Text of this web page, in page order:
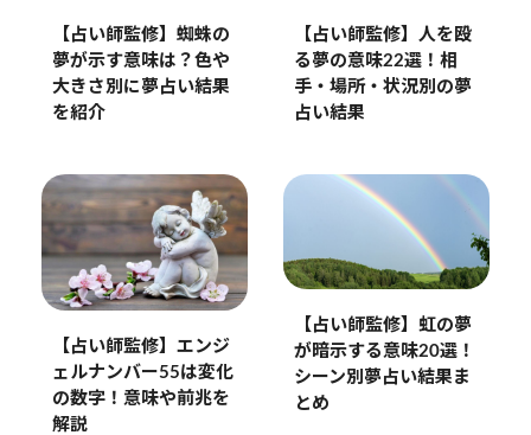
【占い師監修】蜘蛛の
夢が示す意味は？色や
大きさ別に夢占い結果
を紹介
【占い師監修】人を殴
る夢の意味22選！相
手・場所・状況別の夢
占い結果
【占い師監修】エンジ
ェルナンバー55は変化
の数字！意味や前兆を
解説
【占い師監修】虹の夢
が暗示する意味20選！
シーン別夢占い結果ま
とめ